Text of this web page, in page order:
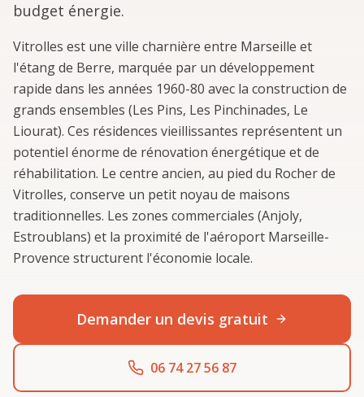
budget énergie.
Vitrolles est une ville charnière entre Marseille et
l'étang de Berre, marquée par un développement
rapide dans les années 1960-80 avec la construction de
grands ensembles (Les Pins, Les Pinchinades, Le
Liourat). Ces résidences vieillissantes représentent un
potentiel énorme de rénovation énergétique et de
réhabilitation. Le centre ancien, au pied du Rocher de
Vitrolles, conserve un petit noyau de maisons
traditionnelles. Les zones commerciales (Anjoly,
Estroublans) et la proximité de l'aéroport Marseille-
Provence structurent l'économie locale.
Demander un devis gratuit
06 74 27 56 87